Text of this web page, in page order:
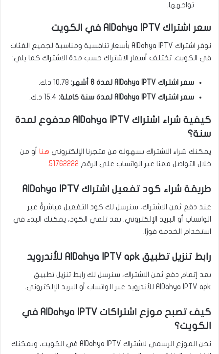
تواجهها.
سعر اشتراك AlDahya IPTV في الكويت
نوفر اشتراك AlDahya IPTV بأسعار تنافسية ومناسبة لجميع الفئات
في الكويت. تختلف أسعار الاشتراك حسب مدة الاشتراك كما يلي:
سعر اشتراك AlDahya IPTV لمدة 6 أشهر:
سعر اشتراك AlDahya IPTV لمدة سنة كاملة:
كيفية شراء اشتراك AlDahya IPTV مدفوع لمدة
سنة؟
يمكنك شراء الاشتراك بسهولة من متجرنا الإلكتروني هنا
أو من
خلال التواصل معنا عبر الواتساب على الرقم 51762222
.
طريقة شراء كود تفعيل اشتراك AlDahya IPTV
عند دفع ثمن الاشتراك، سنرسل لك كود التفعيل مباشرةً عبر
الواتساب أو البريد الإلكتروني. بعد تلقي الكود، يمكنك البدء في
استخدام الخدمة فورًا.
رابط تنزيل تطبيق AlDahya IPTV apk للأندرويد
بعد إتمام دفع ثمن الاشتراك، سنرسل لك رابط تنزيل تطبيق
AlDahya IPTV apk للأندرويد عبر الواتساب أو البريد الإلكتروني.
كيف تصبح موزع اشتراكات AlDahya IPTV في
الكويت؟
نحن الموزع الرسمي لاشتراك AlDahya IPTV في الكويت، ويمكنك